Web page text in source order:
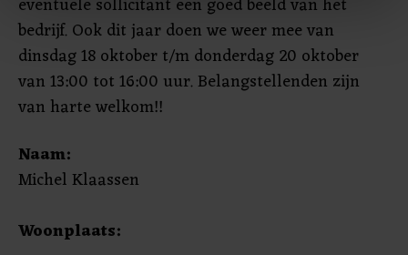
Met cookies werkt onze website beter en wordt jouw
bezoek makkelijker en persoonlijker. Op
onze cookiepagina kun je ons cookiebeleid bekijken en je
gemaakte keuze altijd wijzigen of intrekken.
bedrijf. Ook dit jaar doen we weer mee van
dinsdag 18 oktober t/m donderdag 20 oktober
van 13:00 tot 16:00 uur. Belangstellenden zijn
van harte welkom!!
Naam:
Michel Klaassen
Woonplaats: